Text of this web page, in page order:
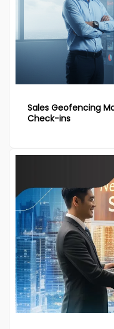
Sales Geofencing
Check-ins